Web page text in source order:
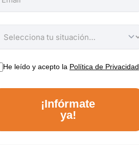
He leído y acepto la Política de Privacidad
¡Infórmate
ya!